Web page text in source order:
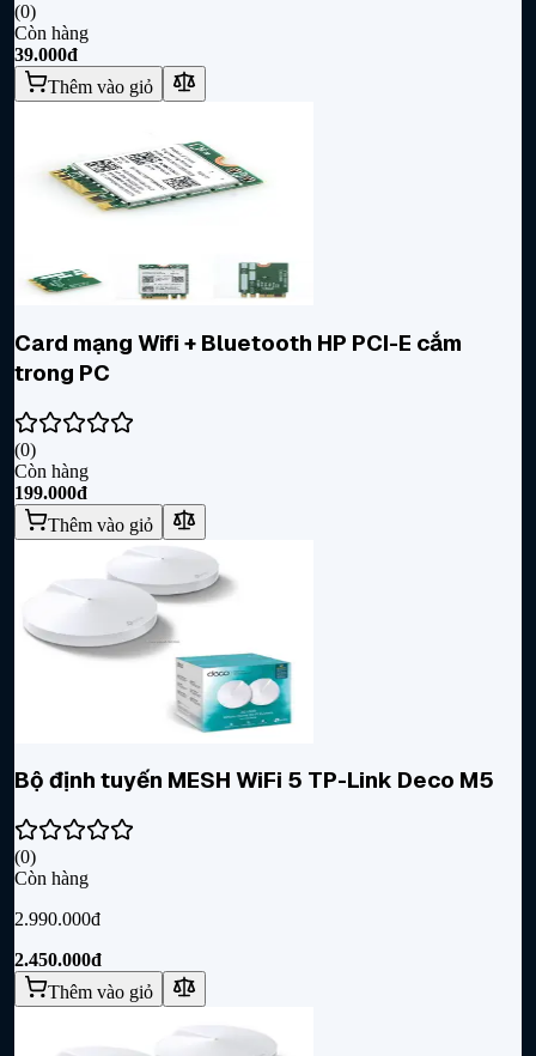
(0)
Còn hàng
39.000đ
Thêm vào giỏ
Card mạng Wifi + Bluetooth HP PCI-E cắm
trong PC
(0)
Còn hàng
199.000đ
Thêm vào giỏ
Bộ định tuyến MESH WiFi 5 TP-Link Deco M5
(0)
Còn hàng
2.990.000đ
2.450.000đ
Thêm vào giỏ